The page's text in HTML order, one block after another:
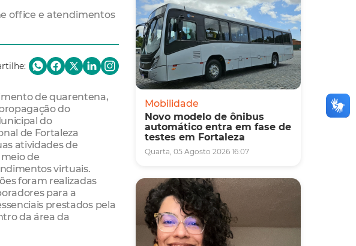
office e atendimentos
de quarentena,
do
do
de Fortaleza
atividades de
de
virtuais.
foram realizadas
para a
prestados pela
da área da
Mobilidade
Novo modelo de ônibus
automático entra em fase de
testes em Fortaleza
Quarta, 05 Agosto 2026 16:07